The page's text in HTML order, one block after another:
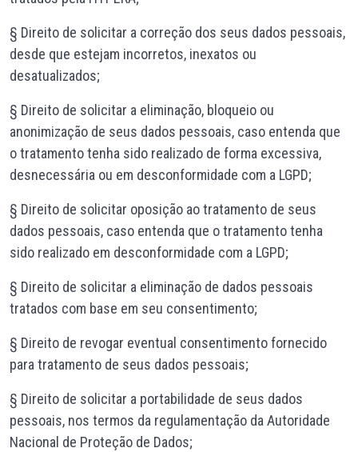
§ Direito de solicitar a correção dos seus dados pessoais,
desde que estejam incorretos, inexatos ou
desatualizados;
§ Direito de solicitar a eliminação, bloqueio ou
anonimização de seus dados pessoais, caso entenda que
o tratamento tenha sido realizado de forma excessiva,
desnecessária ou em desconformidade com a LGPD;
§ Direito de solicitar oposição ao tratamento de seus
dados pessoais, caso entenda que o tratamento tenha
sido realizado em desconformidade com a LGPD;
§ Direito de solicitar a eliminação de dados pessoais
tratados com base em seu consentimento;
§ Direito de revogar eventual consentimento fornecido
para tratamento de seus dados pessoais;
§ Direito de solicitar a portabilidade de seus dados
pessoais, nos termos da regulamentação da Autoridade
Nacional de Proteção de Dados;